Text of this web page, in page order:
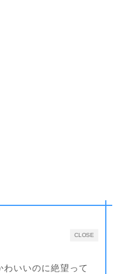
CLOSE
わいいのに絶望って